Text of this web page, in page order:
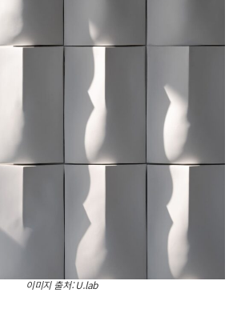
이미지 출처: U.lab